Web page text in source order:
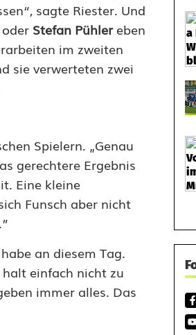
sagte Riester. Und
oder Stefan Pühlereben
im zweiten
sie verwerteten zwei
Spielern. „Genau
gerechtere Ergebnis
Eine kleine
Funsch aber nicht
an diesem Tag.
einfach nicht zu
immer alles. Das